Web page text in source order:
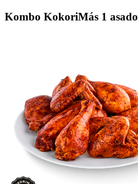
Kombo KokoriMás 1 asado